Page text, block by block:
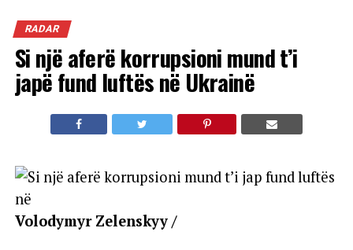
RADAR
Si një aferë korrupsioni mund t’i
japë fund luftës në Ukrainë
Volodymyr Zelenskyy /